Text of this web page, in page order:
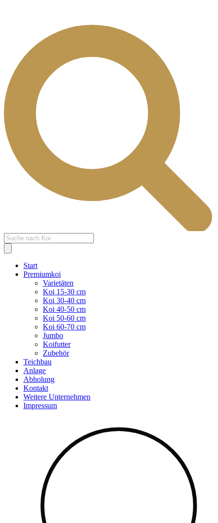
Products
search
Start
Premiumkoi
Varietäten
Koi 15-30 cm
Koi 30-40 cm
Koi 40-50 cm
Koi 50-60 cm
Koi 60-70 cm
Jumbo
Koifutter
Zubehör
Teichbau
Anlage
Abholung
Kontakt
Weitere Unternehmen
Impressum